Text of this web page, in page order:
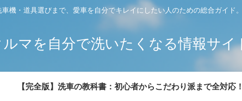
機・道具選びまで、愛車を自分でキレイにしたい人のための総合ガイド。
マを自分で洗いたくなる情報サイ
【完全版】洗車の教科書：初心者からこだわり派まで全対応！